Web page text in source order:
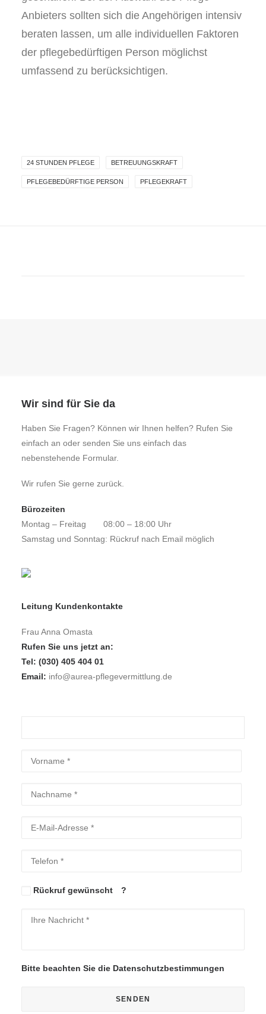
Anbieters sollten sich die Angehörigen intensiv
beraten lassen, um alle individuellen Faktoren
der pflegebedürftigen Person möglichst
umfassend zu berücksichtigen.
24 STUNDEN PFLEGE BETREUUNGSKRAFT
PFLEGEBEDÜRFTIGE PERSON PFLEGEKRAFT
Wir sind für Sie da
Haben Sie Fragen? Können wir Ihnen helfen? Rufen Sie
einfach an oder senden Sie uns einfach das
nebenstehende Formular.
Wir rufen Sie gerne zurück.
Bürozeiten
Montag – Freitag
08:00 – 18:00 Uhr
Samstag und Sonntag: Rückruf nach Email möglich
Leitung Kundenkontakte
Frau Anna Omasta
Rufen Sie uns jetzt an:
Tel: (030) 405 404 01
Email: info@aurea-pflegevermittlung.de
Bitte lasse dieses Feld leer.
Bitte lasse dieses Feld leer.
Bitte lasse dieses Feld leer.
Rückruf gewünscht ?
Bitte beachten Sie die Datenschutzbestimmungen